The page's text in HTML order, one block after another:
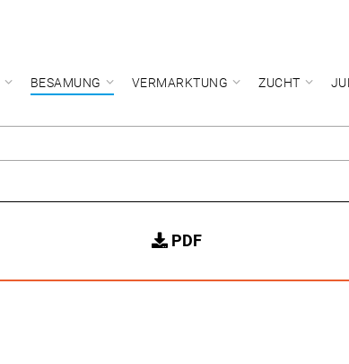
BESAMUNG VERMARKTUNG ZUCHT
PDF